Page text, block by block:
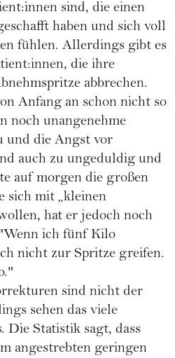
sind, die einen
haben und sich voll
fühlen. Allerdings gibt es
die ihre
abbrechen.
Anfang an schon nicht so
noch unangenehme
und die Angst vor
auch zu ungeduldig und
auf morgen die großen
sich mit „kleinen
hat er jedoch noch
ich fünf Kilo
nicht zur Spritze greifen.
sind nicht der
sehen das viele
Die Statistik sagt, dass
angestrebten geringen